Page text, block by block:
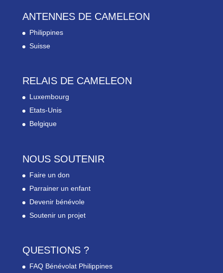
ANTENNES DE CAMELEON
Philippines
Suisse
RELAIS DE CAMELEON
Luxembourg
Etats-Unis
Belgique
NOUS SOUTENIR
Faire un don
Parrainer un enfant
Devenir bénévole
Soutenir un projet
QUESTIONS ?
FAQ Bénévolat Philippines